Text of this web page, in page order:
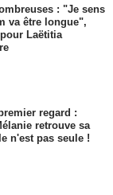
: "Je sens
va être longue",
Laëtitia
regard :
retrouve sa
n'est pas seule !